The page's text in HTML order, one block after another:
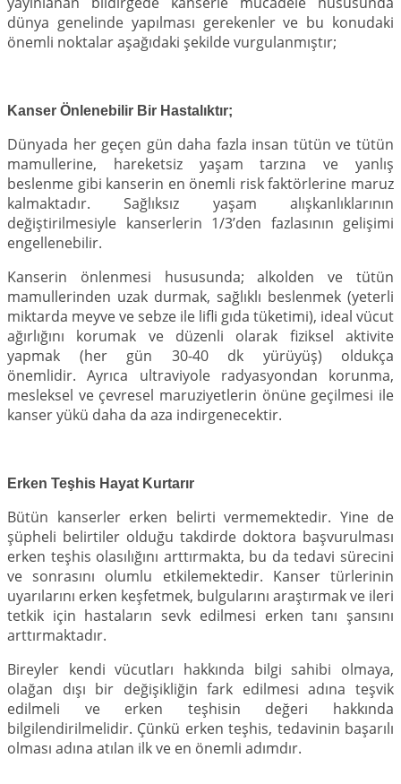
dünya genelinde yapılması gerekenler ve bu konudaki
önemli noktalar aşağıdaki şekilde vurgulanmıştır;
Kanser Önlenebilir Bir Hastalıktır;
Dünyada her geçen gün daha fazla insan tütün ve tütün
mamullerine, hareketsiz yaşam tarzına ve yanlış
beslenme gibi kanserin en önemli risk faktörlerine maruz
kalmaktadır. Sağlıksız yaşam alışkanlıklarının
değiştirilmesiyle kanserlerin 1/3’den fazlasının gelişimi
engellenebilir.
Kanserin önlenmesi hususunda; alkolden ve tütün
mamullerinden uzak durmak, sağlıklı beslenmek (yeterli
miktarda meyve ve sebze ile lifli gıda tüketimi), ideal vücut
ağırlığını korumak ve düzenli olarak fiziksel aktivite
yapmak (her gün 30-40 dk yürüyüş) oldukça
önemlidir. Ayrıca ultraviyole radyasyondan korunma,
mesleksel ve çevresel maruziyetlerin önüne geçilmesi ile
kanser yükü daha da aza indirgenecektir.
Erken Teşhis Hayat Kurtarır
Bütün kanserler erken belirti vermemektedir. Yine de
şüpheli belirtiler olduğu takdirde doktora başvurulması
erken teşhis olasılığını arttırmakta, bu da tedavi sürecini
ve sonrasını olumlu etkilemektedir. Kanser türlerinin
uyarılarını erken keşfetmek, bulgularını araştırmak ve ileri
tetkik için hastaların sevk edilmesi erken tanı şansını
arttırmaktadır.
Bireyler kendi vücutları hakkında bilgi sahibi olmaya,
olağan dışı bir değişikliğin fark edilmesi adına teşvik
edilmeli ve erken teşhisin değeri hakkında
bilgilendirilmelidir. Çünkü erken teşhis, tedavinin başarılı
olması adına atılan ilk ve en önemli adımdır.